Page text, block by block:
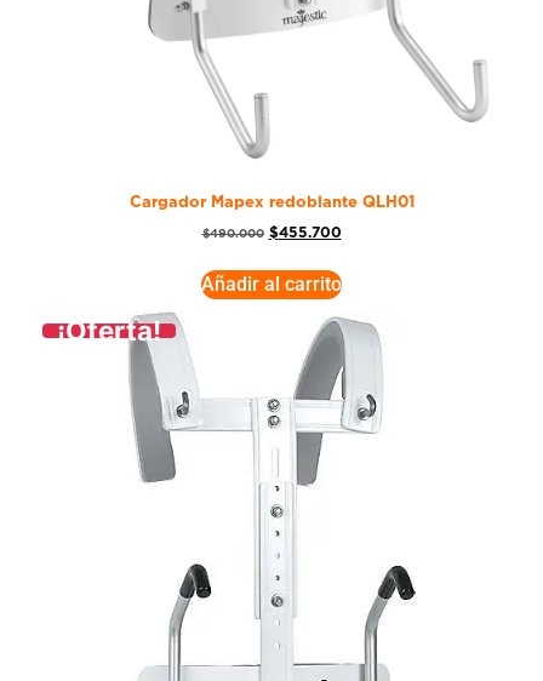
Cargador Mapex redoblante QLH01
$490.000 $455.700
Añadir al carrito
¡Oferta!